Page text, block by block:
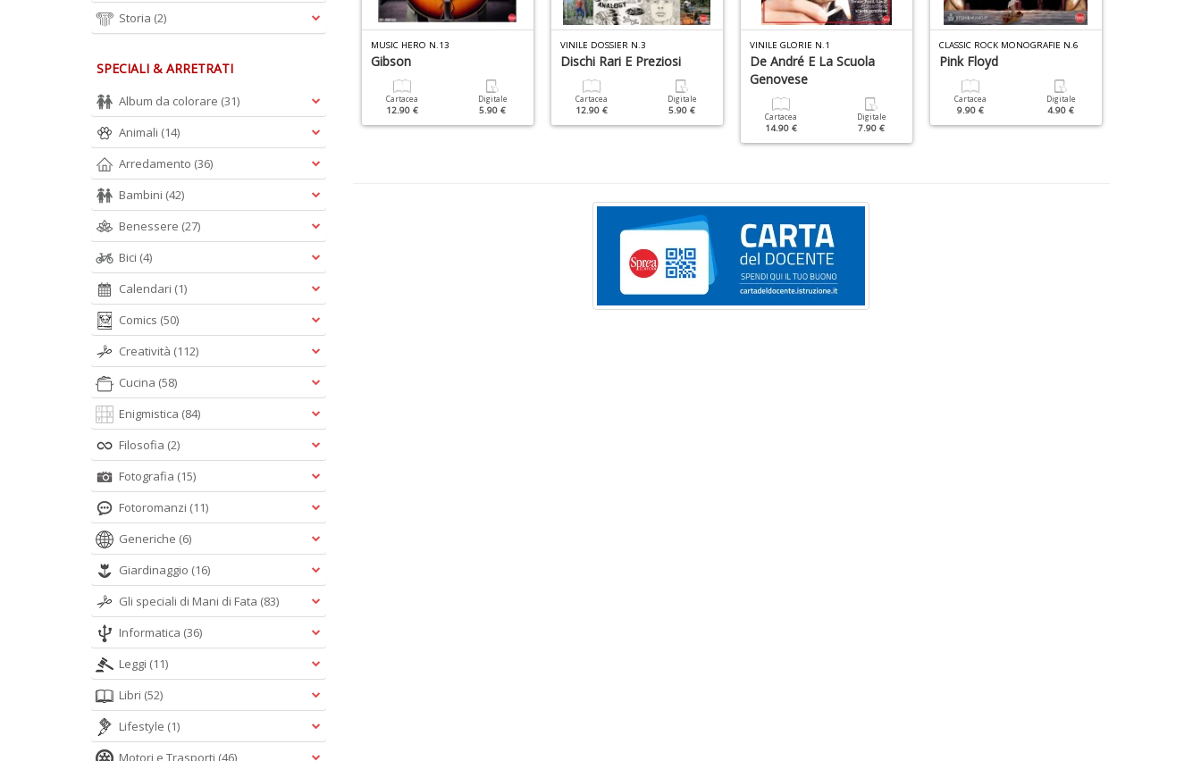
Giorgio Gaber
Cartacea
9.90 €
Digitale
MUSIC HERO N.13
Gibson
Cartacea
12.90 €
Digitale
5.90 €
VINILE DOSSIER N.3
Dischi Rari E Preziosi
Cartacea
12.90 €
Digitale
5.90 €
VINILE GLORIE N.1
De André E La Scuola
Genovese
Cartacea
14.90 €
Digitale
7.90 €
CLASSIC ROCK MONOGRAFIE N.6
Pink Floyd
Cartacea
9.90 €
Digitale
4.90 €
Storia (2)
SPECIALI & ARRETRATI
Album da colorare (31)
Animali (14)
Arredamento (36)
Bambini (42)
Benessere (27)
Bici (4)
Calendari (1)
Comics (50)
Creatività (112)
Cucina (58)
Enigmistica (84)
Filosofia (2)
Fotografia (15)
Fotoromanzi (11)
Generiche (6)
Giardinaggio (16)
Gli speciali di Mani di Fata (83)
Informatica (36)
Leggi (11)
Libri (52)
Lifestyle (1)
Motori e Trasporti (46)